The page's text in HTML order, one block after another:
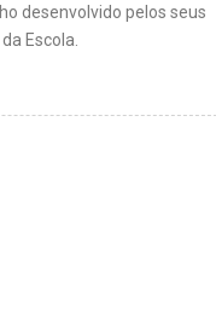
desenvolvido pelos seus
Escola.